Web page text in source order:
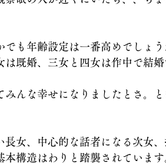
も年齢設定は一番高めでしょう
既婚、三女と四女は作中で結婚
んな幸せになりましたとさ。と
長女、中心的な話者になる次女
構造はわりと踏襲されていま